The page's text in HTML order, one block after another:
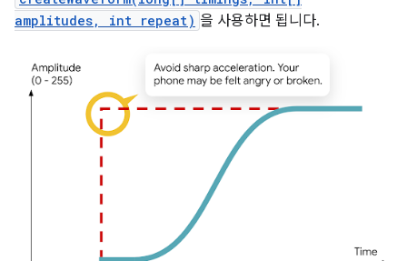
amplitudes, int repeat) 을 사용하면 됩니다.